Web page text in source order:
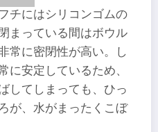
チにはシリコンゴムの
まっている間はボウル
常に密閉性が高い。し
に安定しているため、
してしまっても、ひっ
が、水がまったくこぼ